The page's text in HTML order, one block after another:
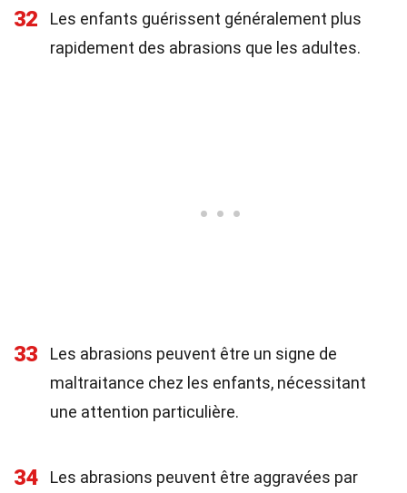
32
Les enfants guérissent généralement plus
rapidement des abrasions que les adultes.
33
Les abrasions peuvent être un signe de
maltraitance chez les enfants, nécessitant
une attention particulière.
34
Les abrasions peuvent être aggravées par